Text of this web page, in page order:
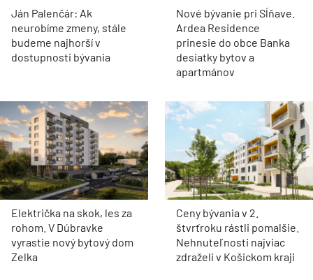
Ján Palenčár: Ak
neurobíme zmeny, stále
budeme najhorší v
dostupnosti bývania
Nové bývanie pri Sĺňave.
Ardea Residence
prinesie do obce Banka
desiatky bytov a
apartmánov
Električka na skok, les za
rohom. V Dúbravke
vyrastie nový bytový dom
Zelka
Ceny bývania v 2.
štvrťroku rástli pomalšie.
Nehnuteľnosti najviac
zdraželi v Košickom kraji